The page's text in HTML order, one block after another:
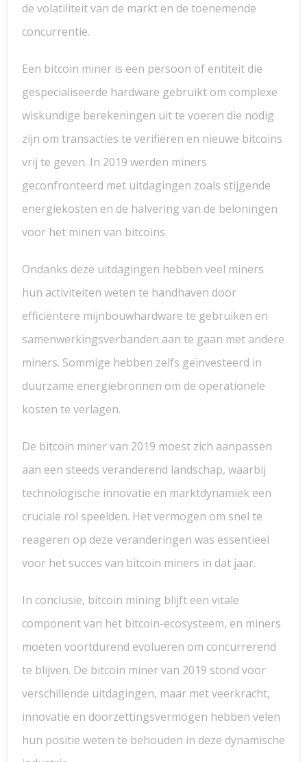
de volatiliteit van de markt en de toenemende
concurrentie.
Een bitcoin miner is een persoon of entiteit die
gespecialiseerde hardware gebruikt om complexe
wiskundige berekeningen uit te voeren die nodig
zijn om transacties te verifiëren en nieuwe bitcoins
vrij te geven. In 2019 werden miners
geconfronteerd met uitdagingen zoals stijgende
energiekosten en de halvering van de beloningen
voor het minen van bitcoins.
Ondanks deze uitdagingen hebben veel miners
hun activiteiten weten te handhaven door
efficiëntere mijnbouwhardware te gebruiken en
samenwerkingsverbanden aan te gaan met andere
miners. Sommige hebben zelfs geïnvesteerd in
duurzame energiebronnen om de operationele
kosten te verlagen.
De bitcoin miner van 2019 moest zich aanpassen
aan een steeds veranderend landschap, waarbij
technologische innovatie en marktdynamiek een
cruciale rol speelden. Het vermogen om snel te
reageren op deze veranderingen was essentieel
voor het succes van bitcoin miners in dat jaar.
In conclusie, bitcoin mining blijft een vitale
component van het bitcoin-ecosysteem, en miners
moeten voortdurend evolueren om concurrerend
te blijven. De bitcoin miner van 2019 stond voor
verschillende uitdagingen, maar met veerkracht,
innovatie en doorzettingsvermogen hebben velen
hun positie weten te behouden in deze dynamische